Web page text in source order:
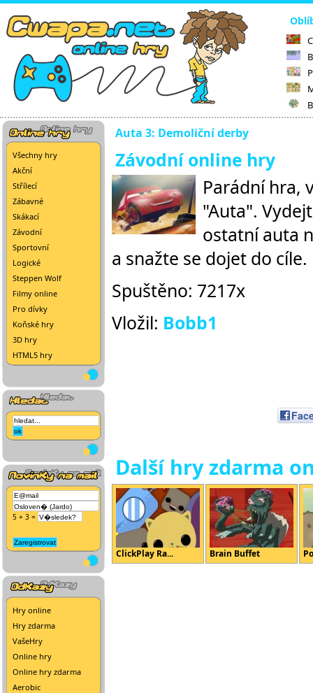
Všechny hry
Akční
Střílecí
Zábavné
Skákací
Závodní
Sportovní
Logické
Steppen Wolf
Filmy online
Pro dívky
Koňské hry
3D hry
HTML5 hry
5 + 3 =
Hry online
Hry zdarma
VašeHry
Online hry
Online hry zdarma
Aerobic
Auta 3: Demoliční derby
Závodní online hry
Parádní hra,
"Auta".
ostatní auta
a snažte se dojet do cíle.
Spuštěno: 7217x
Vložil: Bobb1
Další hry zdarma
ClickPlay Ra... Brain Buffet